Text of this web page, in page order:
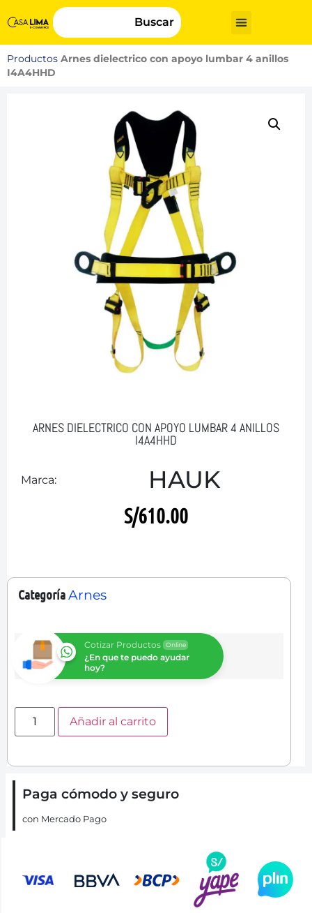
Buscar
Productos Arnes dielectrico con apoyo lumbar 4 anillos
I4A4HHD
ARNES DIELECTRICO CON APOYO LUMBAR 4 ANILLOS
I4A4HHD
Marca: HAUK
S/610.00
CategoríaArnes
Cotizar Productos Online
¿En que te puedo ayudar
hoy?
Añadir al carrito
Paga cómodo y seguro
con Mercado Pago